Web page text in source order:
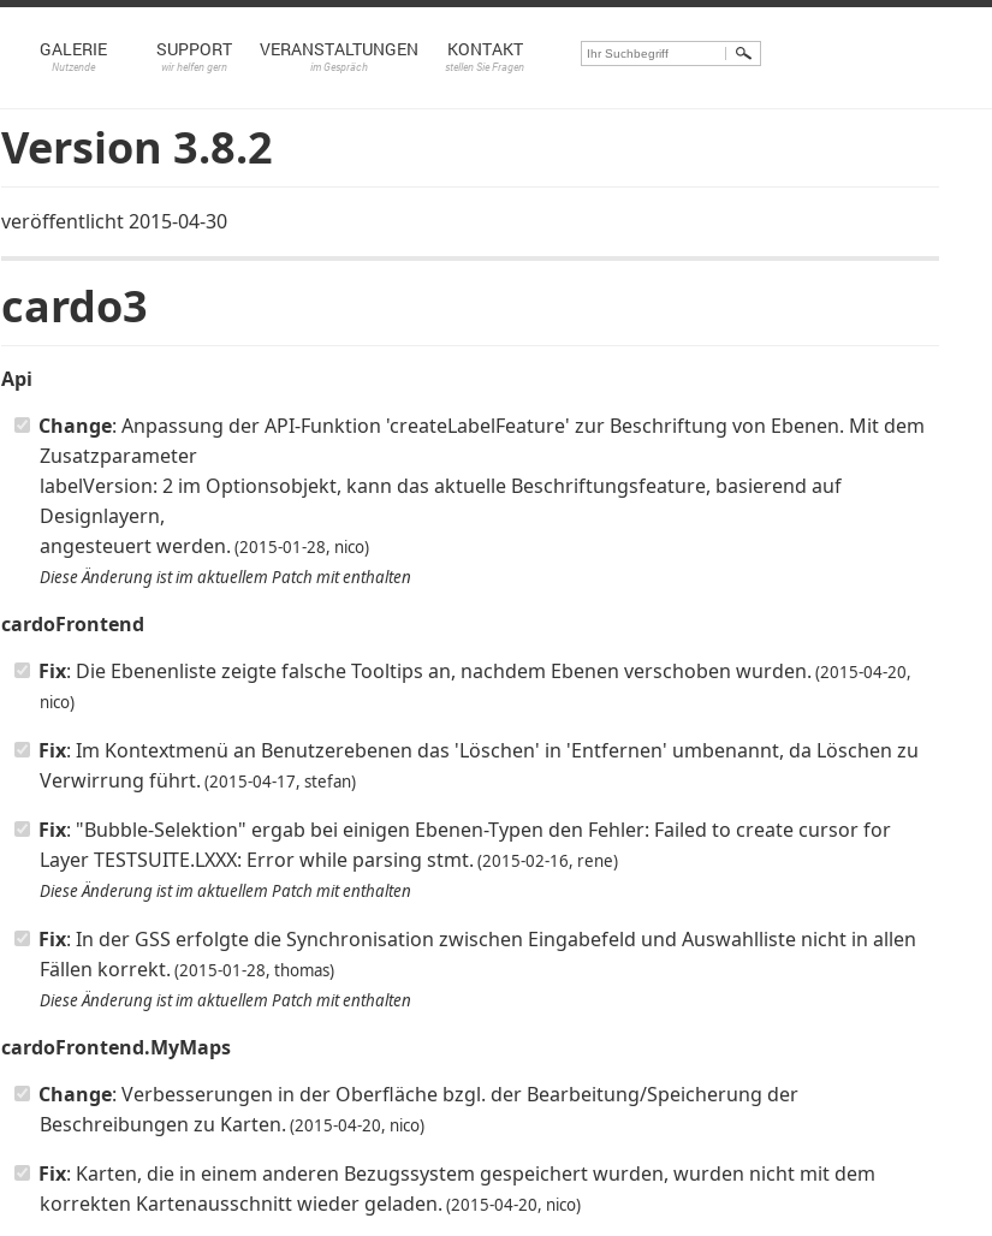
GALERIE
Nutzende
SUPPORT
wir helfen gern
VERANSTALTUNGEN
im Gespräch
KONTAKT
stellen Sie Fragen
Version 3.8.2
veröffentlicht 2015-04-30
cardo3
Api
Change: Anpassung der API-Funktion 'createLabelFeature' zur Beschriftung von Ebenen. Mit dem
Zusatzparameter
labelVersion: 2 im Optionsobjekt, kann das aktuelle Beschriftungsfeature, basierend auf
Designlayern,
angesteuert werden. (2015-01-28, nico)
Diese Änderung ist im aktuellem Patch mit enthalten
cardoFrontend
Fix: Die Ebenenliste zeigte falsche Tooltips an, nachdem Ebenen verschoben wurden. (2015-04-20,
nico)
Fix: Im Kontextmenü an Benutzerebenen das 'Löschen' in 'Entfernen' umbenannt, da Löschen zu
Verwirrung führt. (2015-04-17, stefan)
Fix: "Bubble-Selektion" ergab bei einigen Ebenen-Typen den Fehler: Failed to create cursor for
Layer TESTSUITE.LXXX: Error while parsing stmt. (2015-02-16, rene)
Diese Änderung ist im aktuellem Patch mit enthalten
Fix: In der GSS erfolgte die Synchronisation zwischen Eingabefeld und Auswahlliste nicht in allen
Fällen korrekt. (2015-01-28, thomas)
Diese Änderung ist im aktuellem Patch mit enthalten
cardoFrontend.MyMaps
Change: Verbesserungen in der Oberfläche bzgl. der Bearbeitung/Speicherung der
Beschreibungen zu Karten. (2015-04-20, nico)
Fix: Karten, die in einem anderen Bezugssystem gespeichert wurden, wurden nicht mit dem
korrekten Kartenausschnitt wieder geladen. (2015-04-20, nico)